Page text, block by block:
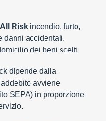
Risk incendio, furto,
danni accidentali.
dei beni scelti.
dipende dalla
avviene
SEPA) in proporzione